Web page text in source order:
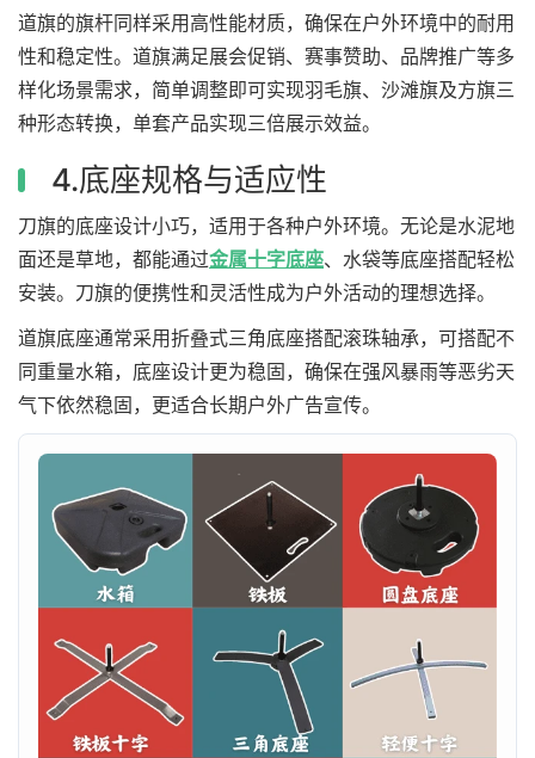
道旗的旗杆同样采用高性能材质，确保在户外环境中的耐用
性和稳定性。道旗满足展会促销、赛事赞助、品牌推广等多
样化场景需求，简单调整即可实现羽毛旗、沙滩旗及方旗三
种形态转换，单套产品实现三倍展示效益。
4.底座规格与适应性
刀旗的底座设计小巧，适用于各种户外环境。无论是水泥地
面还是草地，都能通过金属十字底座、水袋等底座搭配轻松
安装。刀旗的便携性和灵活性成为户外活动的理想选择。
道旗底座通常采用折叠式三角底座搭配滚珠轴承，可搭配不
同重量水箱，底座设计更为稳固，确保在强风暴雨等恶劣天
气下依然稳固，更适合长期户外广告宣传。